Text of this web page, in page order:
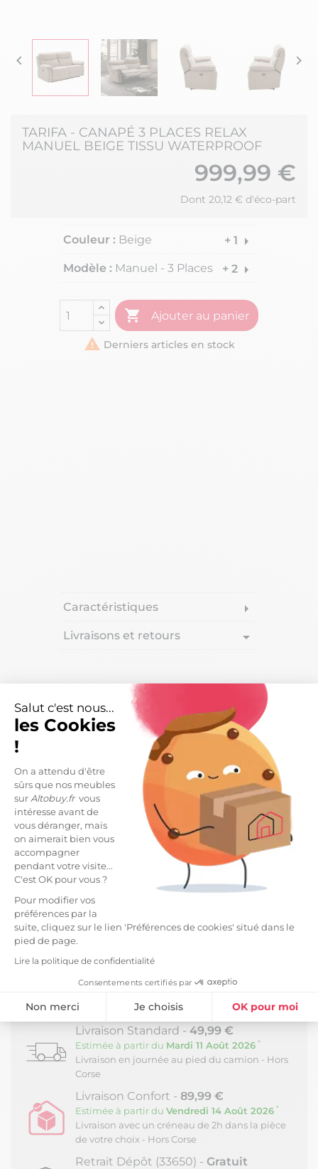
Salut c'est nous...
les Cookies
!
On a attendu d'être
sûrs que nos meubles
sur Altobuy.frvous
intéresse avant de
vous déranger, mais
on aimerait bien vous
accompagner
pendant votre visite...
C'est OK pour vous ?
Pour modifier vos
préférences par la
suite, cliquez sur le lien 'Préférences de cookies' situé dans le
pied de page.
Lire la politique de confidentialité
Consentements certifiés par
Non merci Je choisis OK pour moi
Plateforme de Gestion du Consentement : Personnalisez vos
Notre plateforme vous permet d'adapter et de gérer vos
 
TARIFA - CANAPÉ 3 PLACES RELAX
MANUEL BEIGE TISSU WATERPROOF
999,99 €
Dont 20,12 € d'éco-part
Couleur : Beige + 1 arrow_right
Modèle : Manuel - 3 Places + 2 arrow_right
 Ajouter au panier
 Derniers articles en stock
Caractéristiques arrow_right
Livraisons et retours arrow_drop_down
Canapé 3 Places Relax Manuel Beige Tissu
Waterproof de la gamme Tarifa.
Un canapé qui offre un accueil ultra confortable
grâce à ses dossiers épais avec une partie "appui-
tête".
Résistance du système relax manuel : 120 kg. Tissu
avec traitement waterproof, facilitant l'entretien
quotidien.
Structure en bois massif et assise ressorts.
Revêtement en tissu polyester, rembourrage assises
mousse densité 28kg/m3, dossiers et accoudoirs
garnis de fibres creuses siliconées.
Hauteur d'assise : 49cm.
LIVRAISON ET RETOURS
Livraison Standard - 49,99 €
Estimée à partir du Mardi 11 Août 2026 *
Livraison en journée au pied du camion - Hors
Corse
Livraison Confort - 89,99 €
Estimée à partir du Vendredi 14 Août 2026 *
Livraison avec un créneau de 2h dans la pièce
de votre choix - Hors Corse
Retrait Dépôt (33650) - Gratuit